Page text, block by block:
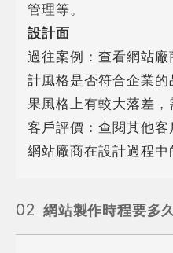
管理等。
設計面
過往案例：查看網站
計風格是否符合企業
果風格上有較大落差，
客戶評價：查閱其他
網站廠商在設計過程中
02 網站製作時程要多